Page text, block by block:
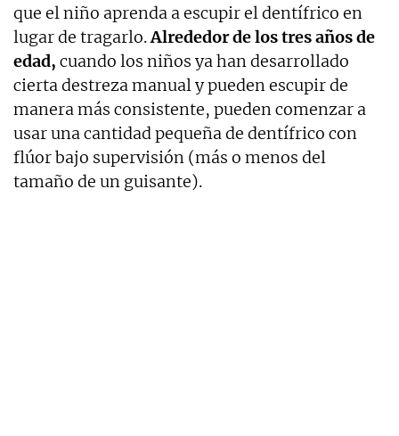
que el niño aprenda a escupir el dentífrico en
lugar de tragarlo.Alrededor de los tres años de
edad, cuando los niños ya han desarrollado
cierta destreza manual y pueden escupir de
manera más consistente, pueden comenzar a
usar una cantidad pequeña de dentífrico con
flúor bajo supervisión (más o menos del
tamaño de un guisante).